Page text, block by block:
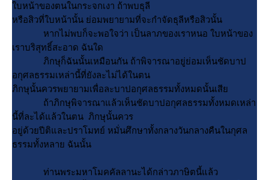
บหน้าของตนในกระจกเงา ถ้าพบธุลี
หรือสิวที่ใบหน้านั้น ย่อมพยายามที่จะกำจัดธุลีหรือสิวนั้น
หากไม่พบก็จะพอใจว่า เป็นลาภของเราหนอ ใบหน้าของ
เราบริสุทธิ์สะอาด ฉันใด
ภิกษุก็ฉันนั้นเหมือนกัน ถ้าพิจารณาอยู่ย่อมเห็นชัดบาป
อกุศลธรรมเหล่านี้ที่ยังละไม่ได้ในตน
ภิกษุนั้นควรพยายามเพื่อละบาปอกุศลธรรมทั้งหมดนั้นเสี
ถ้าภิกษุพิจารณาแล้วเห็นชัดบาปอกุศลธรรมทั้งหมดเหล่า
นี้ที่ละได้แล้วในตน ภิกษุนั้นควร
อยู่ด้วยปีติและปราโมทย์ หมั่นศึกษาทั้งกลางวันกลางคืนในกุศล
ธรรมทั้งหลาย ฉันนั้น
ท่านพระมหาโมคคัลลานะได้กล่าวภาษิตนี้แล้ว